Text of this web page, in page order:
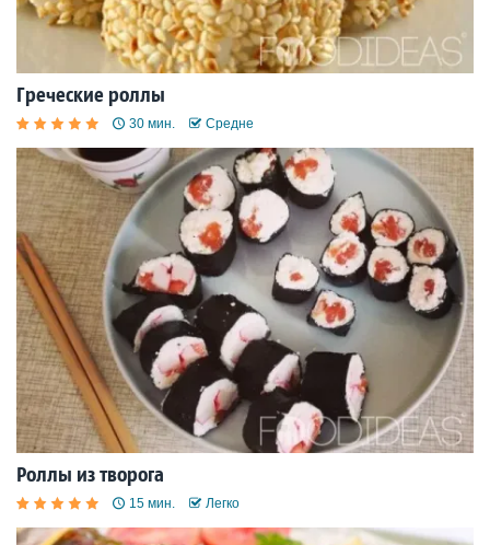
Греческие роллы
30 мин. Средне
Роллы из творога
15 мин. Легко